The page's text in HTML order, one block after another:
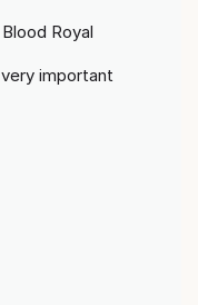
Royal
important